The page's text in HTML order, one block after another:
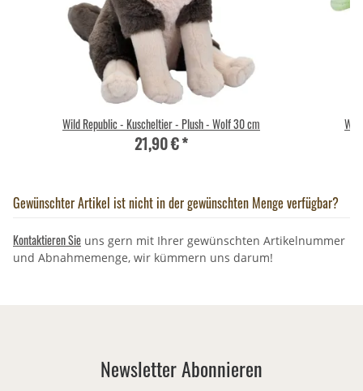
Wild Republic - Kuscheltier - Plush - Wolf 30 cm
21,90 €*
Gewünschter Artikel ist nicht in der gewünschten Menge verfügbar?
Kontaktieren Sie uns gern mit Ihrer gewünschten Artikelnummer
und Abnahmemenge, wir kümmern uns darum!
Newsletter Abonnieren